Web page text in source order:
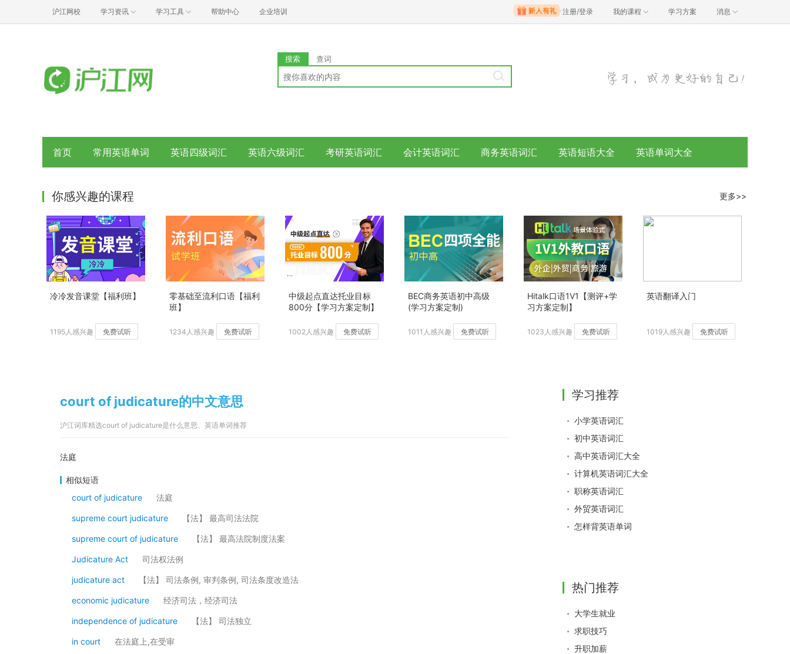
沪江网校 学习资讯 学习工具 帮助中心 企业培训 注册/登录 我的课程 学习方案 消息
搜索 查词
首页 常用英语单词 英语四级词汇 英语六级词汇 考研英语词汇 会计英语词汇 商务英语词汇 英语短语大全 英语单词大全
你感兴趣的课程 更多>>
冷冷发音课堂【福利班】
1195人感兴趣 免费试听
零基础至流利口语【福利
班】
1234人感兴趣 免费试听
中级起点直达托业目标
800分【学习方案定制】
1002人感兴趣 免费试听
BEC商务英语初中高级
(学习方案定制)
1011人感兴趣 免费试听
Hitalk口语1V1【测评+学
习方案定制】
1023人感兴趣 免费试听
英语翻译入门
1019人感兴趣 免费试听
court of judicature的中文意思
沪江词库精选court of judicature是什么意思、英语单词推荐
法庭
相似短语
court of judicature
法庭
supreme court judicature 【法】 最高司法法院
supreme court of judicature 【法】 最高法院制度法案
Judicature Act 司法权法例
judicature act 【法】 司法条例, 审判条例, 司法条度改造法
economic judicature 经济司法，经济司法
independence of judicature 【法】 司法独立
in court 在法庭上,在受审
学习推荐
小学英语词汇
初中英语词汇
高中英语词汇大全
计算机英语词汇大全
职称英语词汇
外贸英语词汇
怎样背英语单词
热门推荐
大学生就业
求职技巧
升职加薪